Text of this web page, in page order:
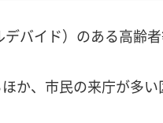
バイド）のある高齢
か、市民の来庁が多い